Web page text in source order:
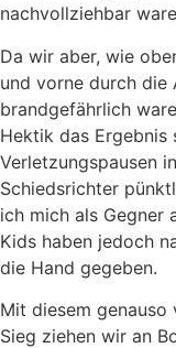
nachvollziehbar
Da wir aber, wie
und vorne durch die
brandgefährlich
Hektik das Ergebnis
Verletzungspausen
Schiedsrichter
ich mich als Gegner
Kids haben jedoch
die Hand gegeben.
Mit diesem
Sieg ziehen wir an